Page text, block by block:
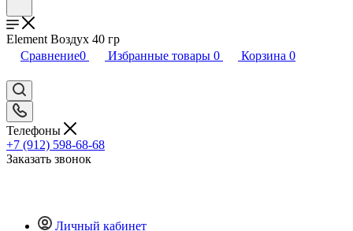
Element Воздух 40 гр
Сравнение0 Избранные товары 0 Корзина 0
Телефоны
+7 (912) 598-68-68
Заказать звонок
Личный кабинет